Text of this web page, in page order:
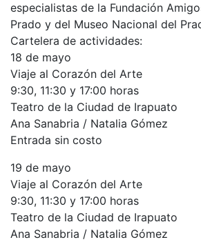
especialistas de la Fundación
Prado y del Museo Nacional del
Cartelera de actividades:
18 de mayo
Viaje al Corazón del Arte
9:30, 11:30 y 17:00 horas
Teatro de la Ciudad de Irapuato
Ana Sanabria / Natalia Gómez
Entrada sin costo
19 de mayo
Viaje al Corazón del Arte
9:30, 11:30 y 17:00 horas
Teatro de la Ciudad de Irapuato
Ana Sanabria / Natalia Gómez